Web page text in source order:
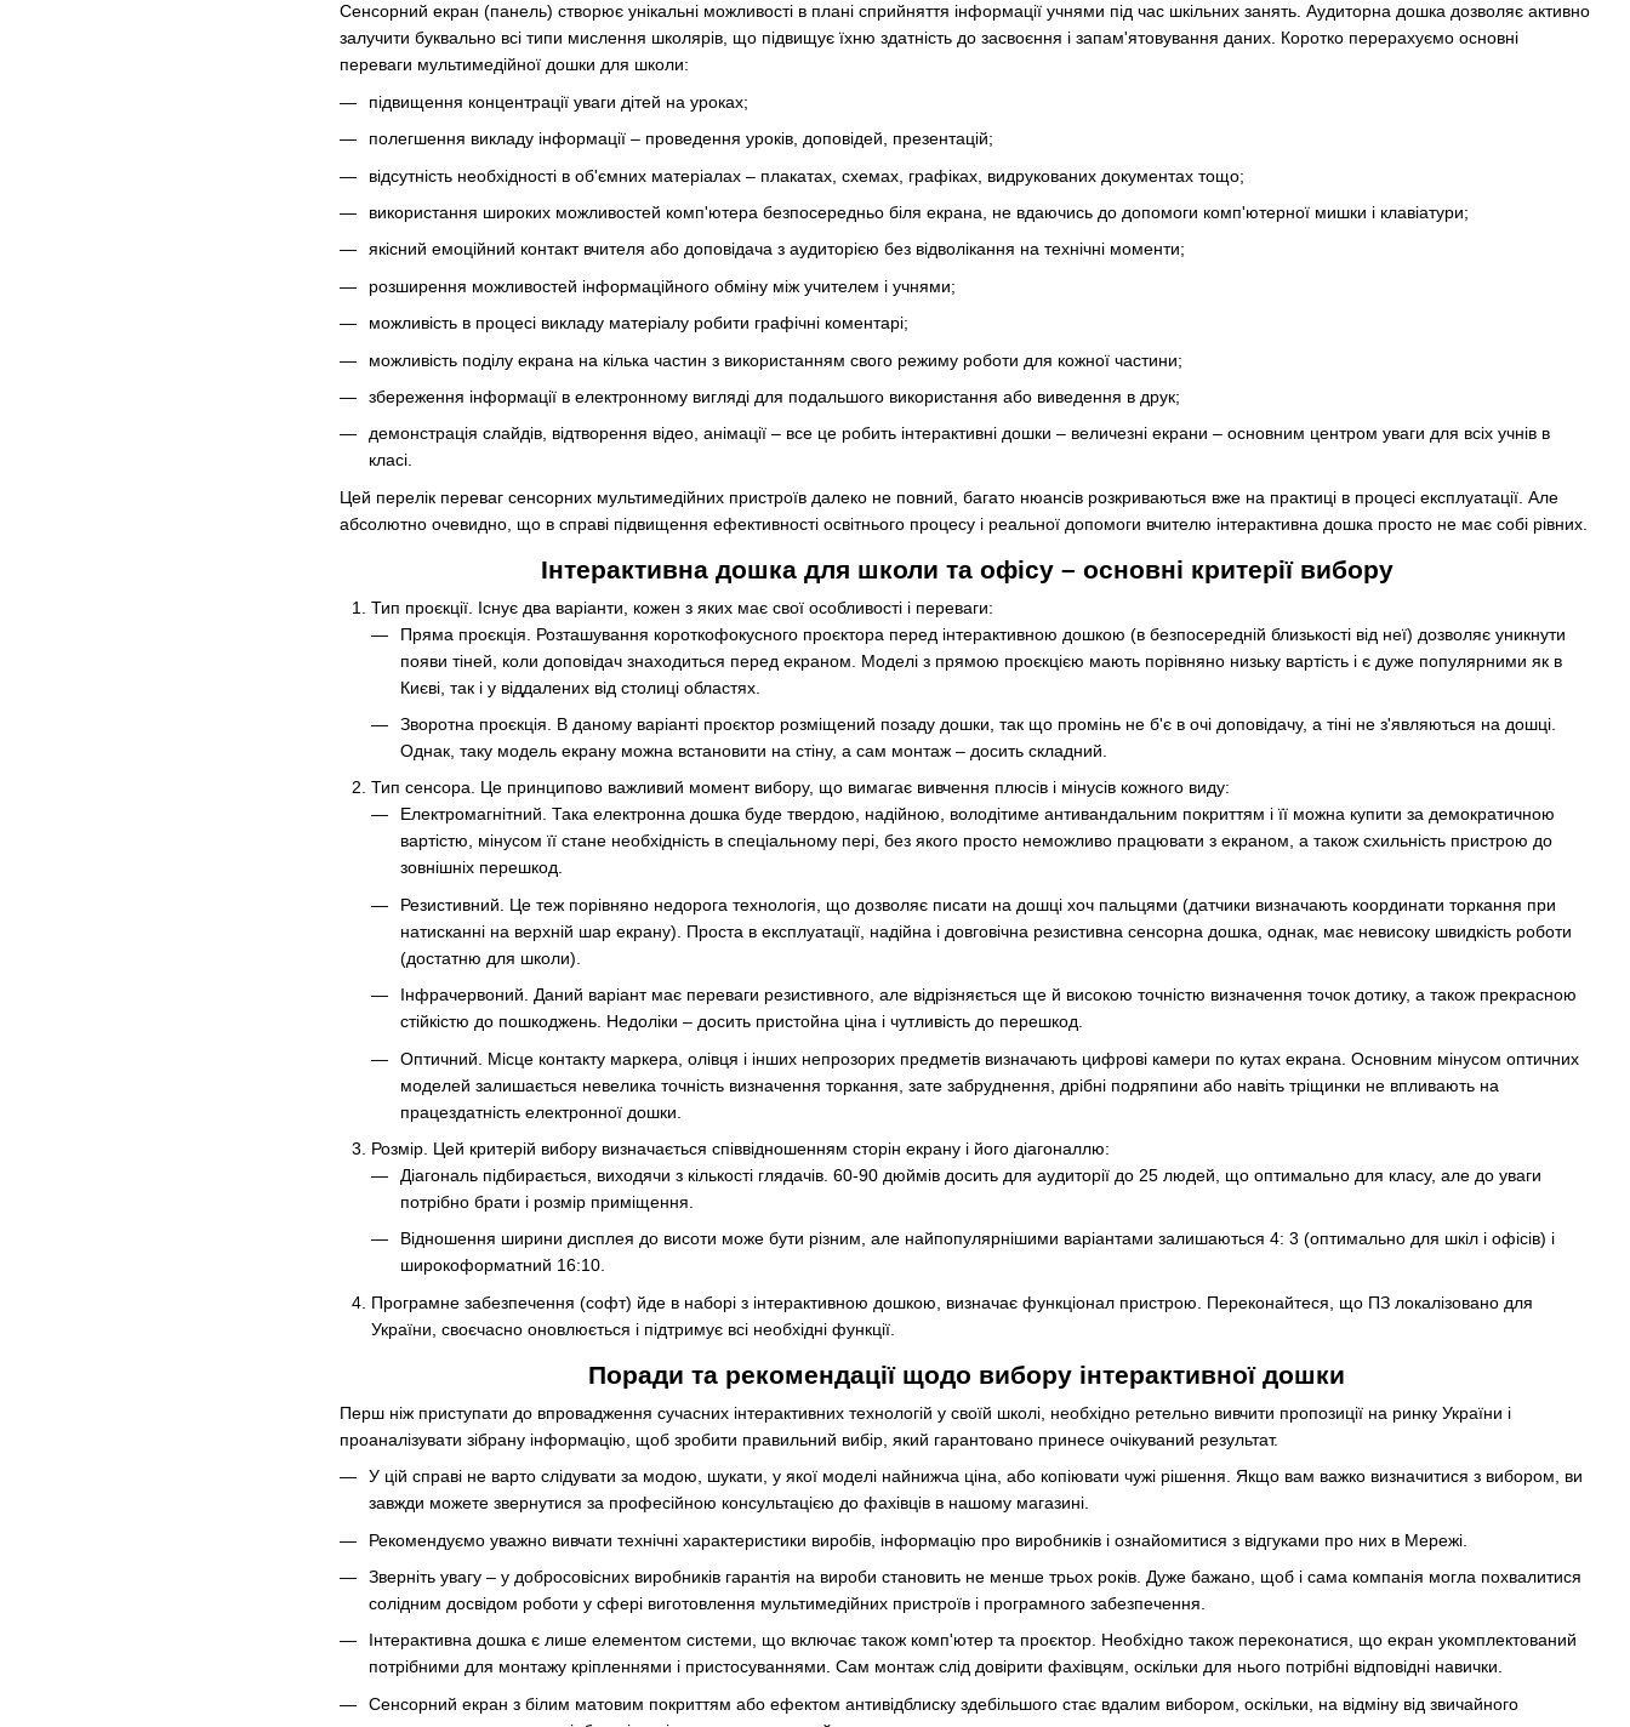
Сенсорний екран (панель) створює унікальні можливості в плані сприйняття інформації учнями під час шкільних занять. Аудиторна дошка дозволяє активно
залучити буквально всі типи мислення школярів, що підвищує їхню здатність до засвоєння і запам'ятовування даних. Коротко перерахуємо основні
переваги мультимедійної дошки для школи:
підвищення концентрації уваги дітей на уроках;
полегшення викладу інформації – проведення уроків, доповідей, презентацій;
відсутність необхідності в об'ємних матеріалах – плакатах, схемах, графіках, видрукованих документах тощо;
використання широких можливостей комп'ютера безпосередньо біля екрана, не вдаючись до допомоги комп'ютерної мишки і клавіатури;
якісний емоційний контакт вчителя або доповідача з аудиторією без відволікання на технічні моменти;
розширення можливостей інформаційного обміну між учителем і учнями;
можливість в процесі викладу матеріалу робити графічні коментарі;
можливість поділу екрана на кілька частин з використанням свого режиму роботи для кожної частини;
збереження інформації в електронному вигляді для подальшого використання або виведення в друк;
демонстрація слайдів, відтворення відео, анімації – все це робить інтерактивні дошки – величезні екрани – основним центром уваги для всіх учнів в
класі.
Цей перелік переваг сенсорних мультимедійних пристроїв далеко не повний, багато нюансів розкриваються вже на практиці в процесі експлуатації. Але
абсолютно очевидно, що в справі підвищення ефективності освітнього процесу і реальної допомоги вчителю інтерактивна дошка просто не має собі рівних.
Інтерактивна дошка для школи та офісу – основні критерії вибору
Тип проєкції. Існує два варіанти, кожен з яких має свої особливості і переваги:
Пряма проєкція. Розташування короткофокусного проєктора перед інтерактивною дошкою (в безпосередній близькості від неї) дозволяє уникнути
появи тіней, коли доповідач знаходиться перед екраном. Моделі з прямою проєкцією мають порівняно низьку вартість і є дуже популярними як в
Києві, так і у віддалених від столиці областях.
Зворотна проєкція. В даному варіанті проєктор розміщений позаду дошки, так що промінь не б'є в очі доповідачу, а тіні не з'являються на дошці.
Однак, таку модель екрану можна встановити на стіну, а сам монтаж – досить складний.
Тип сенсора. Це принципово важливий момент вибору, що вимагає вивчення плюсів і мінусів кожного виду:
Електромагнітний. Така електронна дошка буде твердою, надійною, володітиме антивандальним покриттям і її можна купити за демократичною
вартістю, мінусом її стане необхідність в спеціальному пері, без якого просто неможливо працювати з екраном, а також схильність пристрою до
зовнішніх перешкод.
Резистивний. Це теж порівняно недорога технологія, що дозволяє писати на дошці хоч пальцями (датчики визначають координати торкання при
натисканні на верхній шар екрану). Проста в експлуатації, надійна і довговічна резистивна сенсорна дошка, однак, має невисоку швидкість роботи
(достатню для школи).
Інфрачервоний. Даний варіант має переваги резистивного, але відрізняється ще й високою точністю визначення точок дотику, а також прекрасною
стійкістю до пошкоджень. Недоліки – досить пристойна ціна і чутливість до перешкод.
Оптичний. Місце контакту маркера, олівця і інших непрозорих предметів визначають цифрові камери по кутах екрана. Основним мінусом оптичних
моделей залишається невелика точність визначення торкання, зате забруднення, дрібні подряпини або навіть тріщинки не впливають на
працездатність електронної дошки.
Розмір. Цей критерій вибору визначається співвідношенням сторін екрану і його діагоналлю:
Діагональ підбирається, виходячи з кількості глядачів. 60-90 дюймів досить для аудиторії до 25 людей, що оптимально для класу, але до уваги
потрібно брати і розмір приміщення.
Відношення ширини дисплея до висоти може бути різним, але найпопулярнішими варіантами залишаються 4: 3 (оптимально для шкіл і офісів) і
широкоформатний 16:10.
Програмне забезпечення (софт) йде в наборі з інтерактивною дошкою, визначає функціонал пристрою. Переконайтеся, що ПЗ локалізовано для
України, своєчасно оновлюється і підтримує всі необхідні функції.
Поради та рекомендації щодо вибору інтерактивної дошки
Перш ніж приступати до впровадження сучасних інтерактивних технологій у своїй школі, необхідно ретельно вивчити пропозиції на ринку України і
проаналізувати зібрану інформацію, щоб зробити правильний вибір, який гарантовано принесе очікуваний результат.
У цій справі не варто слідувати за модою, шукати, у якої моделі найнижча ціна, або копіювати чужі рішення. Якщо вам важко визначитися з вибором, ви
завжди можете звернутися за професійною консультацією до фахівців в нашому магазині.
Рекомендуємо уважно вивчати технічні характеристики виробів, інформацію про виробників і ознайомитися з відгуками про них в Мережі.
Зверніть увагу – у добросовісних виробників гарантія на вироби становить не менше трьох років. Дуже бажано, щоб і сама компанія могла похвалитися
солідним досвідом роботи у сфері виготовлення мультимедійних пристроїв і програмного забезпечення.
Інтерактивна дошка є лише елементом системи, що включає також комп'ютер та проєктор. Необхідно також переконатися, що екран укомплектований
потрібними для монтажу кріпленнями і пристосуваннями. Сам монтаж слід довірити фахівцям, оскільки для нього потрібні відповідні навички.
Сенсорний екран з білим матовим покриттям або ефектом антивідблиску здебільшого стає вдалим вибором, оскільки, на відміну від звичайного